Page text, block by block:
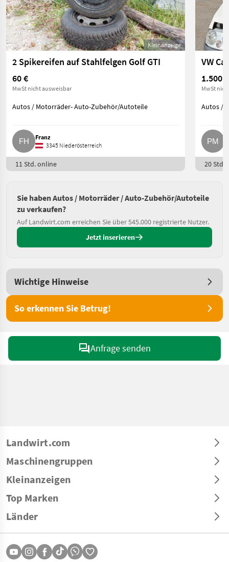
Kleinanzeige
2 Spikereifen auf Stahlfelgen Golf GTI
60 €
MwSt nicht ausweisbar
Autos / Motorräder- Auto-Zubehör/Autoteile
Franz
3345 Niederösterreich
11 Std. online
VW
1.500 €
MwSt
Autos /
20 Std.
Sie haben Autos / Motorräder / Auto-Zubehör/Autoteile
zu verkaufen?
Auf Landwirt.com erreichen Sie über 545.000 registrierte Nutzer.
Jetzt inserieren
Wichtige Hinweise
So erkennen Sie Betrug!
Anfrage senden
Landwirt.com
Maschinengruppen
Kleinanzeigen
Top Marken
Länder